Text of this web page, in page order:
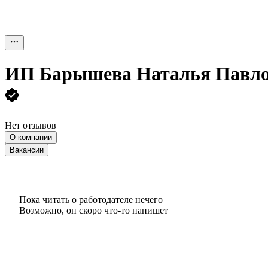
ИП Барышева Наталья
Нет отзывов
О компании
Вакансии
Пока читать о работодателе нечего
Возможно, он скоро что‑то напишет